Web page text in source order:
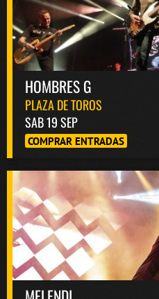
HOMBRES G
PLAZA DE TOROS
SAB 19 SEP
COMPRAR ENTRADAS